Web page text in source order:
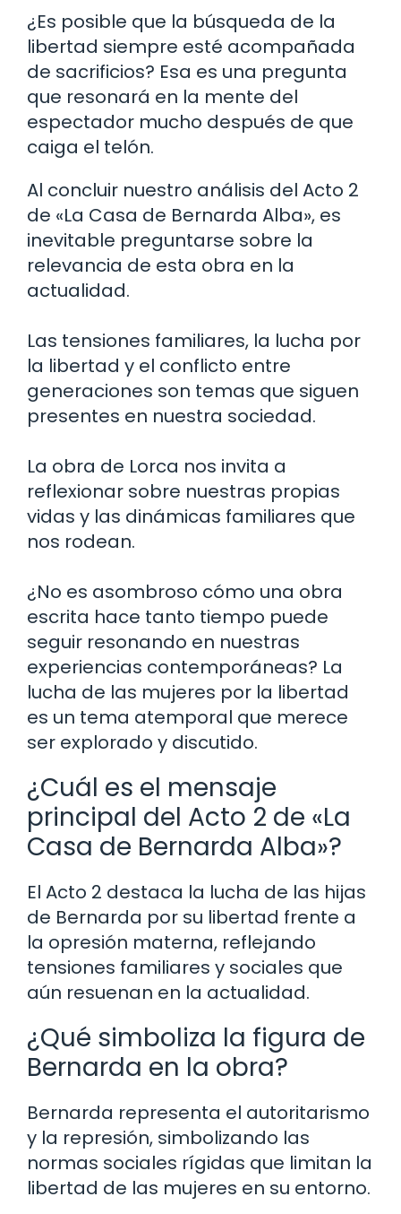
¿Es posible que la búsqueda de la
libertad siempre esté acompañada
de sacrificios? Esa es una pregunta
que resonará en la mente del
espectador mucho después de que
caiga el telón.
Al concluir nuestro análisis del Acto 2
de «La Casa de Bernarda Alba», es
inevitable preguntarse sobre la
relevancia de esta obra en la
actualidad.
Las tensiones familiares, la lucha por
la libertad y el conflicto entre
generaciones son temas que siguen
presentes en nuestra sociedad.
La obra de Lorca nos invita a
reflexionar sobre nuestras propias
vidas y las dinámicas familiares que
nos rodean.
¿No es asombroso cómo una obra
escrita hace tanto tiempo puede
seguir resonando en nuestras
experiencias contemporáneas? La
lucha de las mujeres por la libertad
es un tema atemporal que merece
ser explorado y discutido.
¿Cuál es el mensaje
principal del Acto 2 de «La
Casa de Bernarda Alba»?
El Acto 2 destaca la lucha de las hijas
de Bernarda por su libertad frente a
la opresión materna, reflejando
tensiones familiares y sociales que
aún resuenan en la actualidad.
¿Qué simboliza la figura de
Bernarda en la obra?
Bernarda representa el autoritarismo
y la represión, simbolizando las
normas sociales rígidas que limitan la
libertad de las mujeres en su entorno.